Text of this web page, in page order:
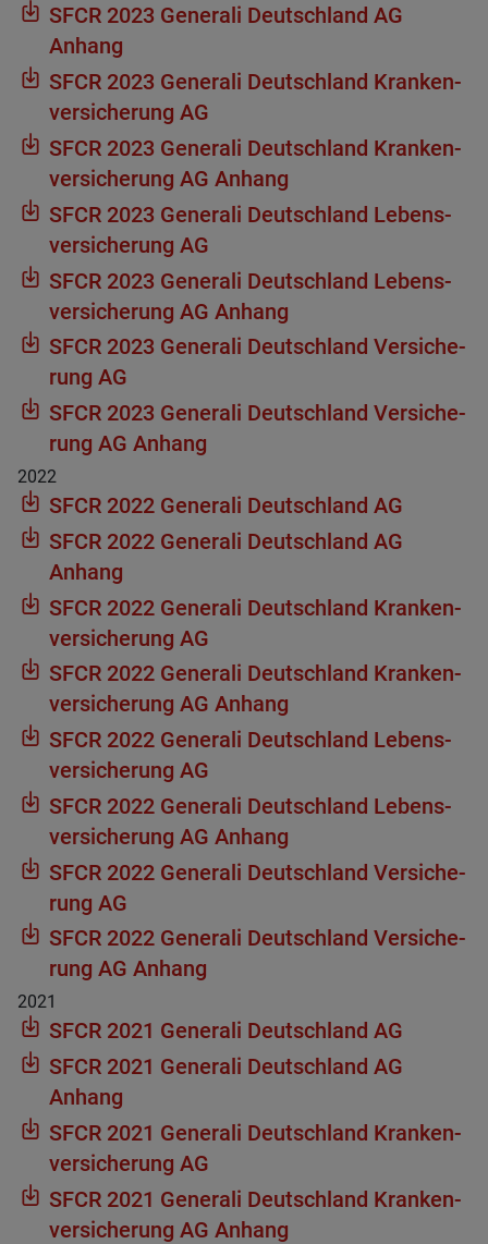
SFCR 2023 Gene­rali Deutsch­land AG
Anhang
SFCR 2023 Gene­rali Deutsch­land Kran­ken­
ver­si­che­rung AG
SFCR 2023 Gene­rali Deutsch­land Kran­ken­
ver­si­che­rung AG Anhang
SFCR 2023 Gene­rali Deutsch­land Lebens­
ver­si­che­rung AG
SFCR 2023 Gene­rali Deutsch­land Lebens­
ver­si­che­rung AG Anhang
SFCR 2023 Gene­rali Deutsch­land Ver­si­che­
rung AG
SFCR 2023 Gene­rali Deutsch­land Ver­si­che­
rung AG Anhang
2022
SFCR 2022 Gene­rali Deutsch­land AG
SFCR 2022 Gene­rali Deutsch­land AG
Anhang
SFCR 2022 Gene­rali Deutsch­land Kran­ken­
ver­si­che­rung AG
SFCR 2022 Gene­rali Deutsch­land Kran­ken­
ver­si­che­rung AG Anhang
SFCR 2022 Gene­rali Deutsch­land Lebens­
ver­si­che­rung AG
SFCR 2022 Gene­rali Deutsch­land Lebens­
ver­si­che­rung AG Anhang
SFCR 2022 Gene­rali Deutsch­land Ver­si­che­
rung AG
SFCR 2022 Gene­rali Deutsch­land Ver­si­che­
rung AG Anhang
2021
SFCR 2021 Gene­rali Deutsch­land AG
SFCR 2021 Gene­rali Deutsch­land AG
Anhang
SFCR 2021 Gene­rali Deutsch­land Kran­ken­
ver­si­che­rung AG
SFCR 2021 Gene­rali Deutsch­land Kran­ken­
ver­si­che­rung AG Anhang